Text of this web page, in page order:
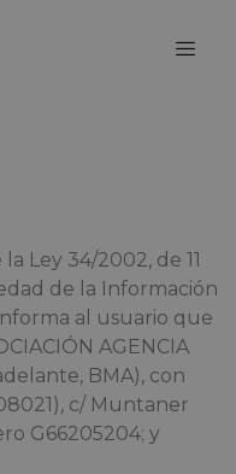
Ley 34/2002, de 11
de la Información
al usuario que
AGENCIA
BMA), con
c/ Muntaner
G66205204; y